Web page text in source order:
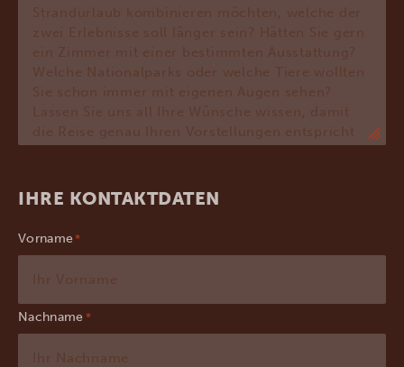
IHRE KONTAKTDATEN
Vorname
Nachname